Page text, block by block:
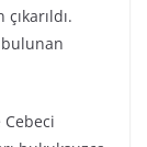
bulunan